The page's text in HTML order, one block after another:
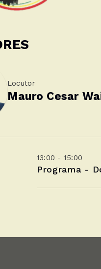
Locutor
Mauro Cesar
13:00 - 15:00
Programa -